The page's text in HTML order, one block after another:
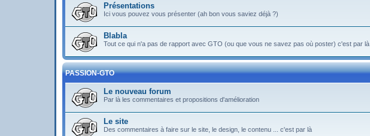
Présentations
Ici vous pouvez vous présenter (ah bon vous saviez déjà ?)
Blabla
Tout ce qui n'a pas de rapport avec GTO (ou que vous ne savez pas où poster) c'est par là
PASSION-GTO
Le nouveau forum
Par là les commentaires et propositions d'amélioration
Le site
Des commentaires à faire sur le site, le design, le contenu ... c'est par là